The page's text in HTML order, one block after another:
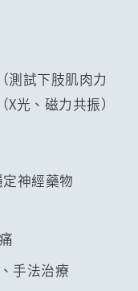
測試下肢肌肉力
光、磁力共振）
神經藥物
手法治療